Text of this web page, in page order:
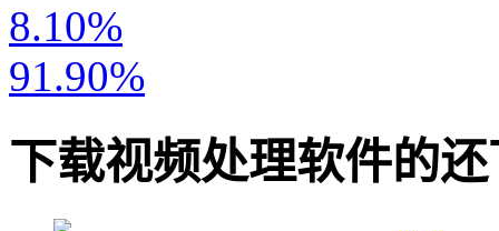
8.10%
91.90%
下载视频处理软件的